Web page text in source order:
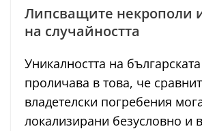
Липсващите некрополи
на случайността
Уникалността на
проличава в това, че
владетелски погребения
локализирани безусловно и